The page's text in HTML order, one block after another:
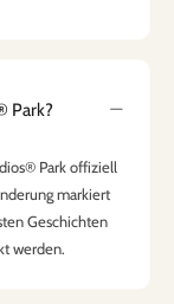
Park?
Park offiziell
markiert
Geschichten
werden.